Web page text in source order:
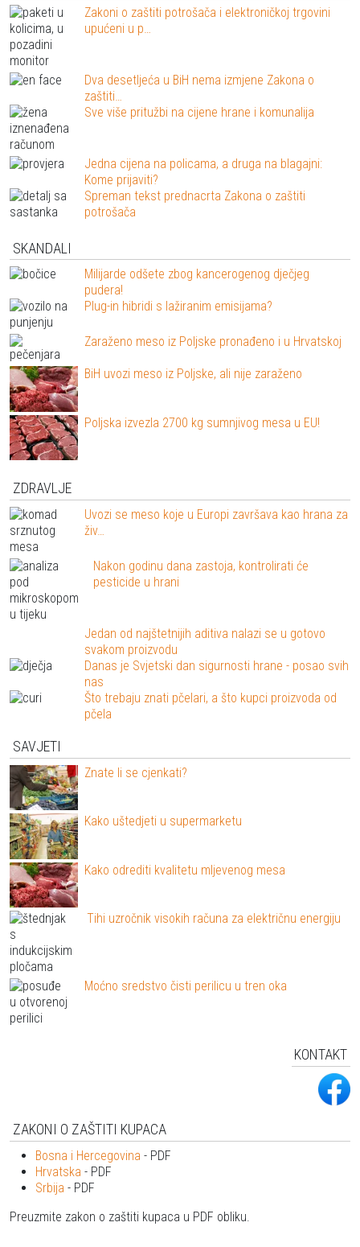
Zakoni o zaštiti potrošača i elektroničkoj trgovini
upućeni u p…
Dva desetljeća u BiH nema izmjene Zakona o
zaštiti…
Sve više pritužbi na cijene hrane i komunalija
Jedna cijena na policama, a druga na blagajni:
Kome prijaviti?
Spreman tekst prednacrta Zakona o zaštiti
potrošača
SKANDALI
Milijarde odšete zbog kancerogenog dječjeg
pudera!
Plug-in hibridi s lažiranim emisijama?
Zaraženo meso iz Poljske pronađeno i u Hrvatskoj
BiH uvozi meso iz Poljske, ali nije zaraženo
Poljska izvezla 2700 kg sumnjivog mesa u EU!
ZDRAVLJE
Uvozi se meso koje u Europi završava kao hrana za
živ…
Nakon godinu dana zastoja, kontrolirati će
pesticide u hrani
Jedan od najštetnijih aditiva nalazi se u gotovo
svakom proizvodu
Danas je Svjetski dan sigurnosti hrane - posao svih
nas
Što trebaju znati pčelari, a što kupci proizvoda od
pčela
SAVJETI
Znate li se cjenkati?
Kako uštedjeti u supermarketu
Kako odrediti kvalitetu mljevenog mesa
Tihi uzročnik visokih računa za električnu energiju
Moćno sredstvo čisti perilicu u tren oka
KONTAKT
ZAKONI O ZAŠTITI KUPACA
Bosna i Hercegovina - PDF
Hrvatska - PDF
Srbija - PDF
Preuzmite zakon o zaštiti kupaca u PDF obliku.